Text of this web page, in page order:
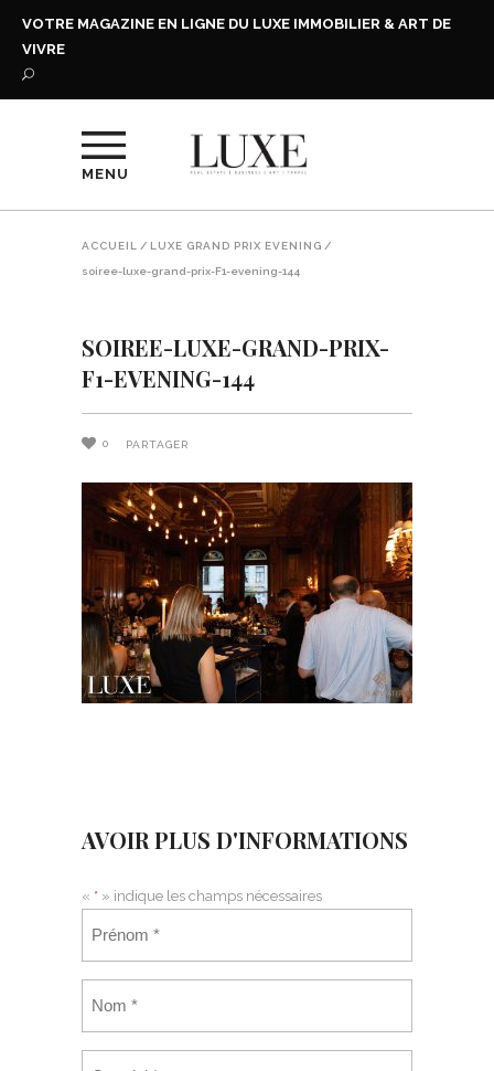
VOTRE MAGAZINE EN LIGNE DU LUXE IMMOBILIER & ART DE
VIVRE
MENU
ACCUEIL / LUXE GRAND PRIX EVENING /
soiree-luxe-grand-prix-F1-evening-144
SOIREE-LUXE-GRAND-PRIX-
F1-EVENING-144
0 PARTAGER
AVOIR PLUS D'INFORMATIONS
« * » indique les champs nécessaires